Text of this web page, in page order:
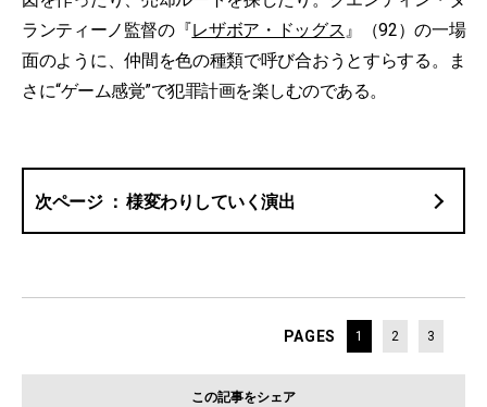
ランティーノ監督の『レザボア・ドッグス』（92）の一場
面のように、仲間を色の種類で呼び合おうとすらする。ま
さに“ゲーム感覚”で犯罪計画を楽しむのである。
様変わりしていく演出
PAGES 1 2 3
この記事をシェア